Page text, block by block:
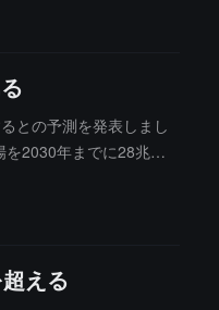
との予測を発表しまし
2030年までに28兆ド
える